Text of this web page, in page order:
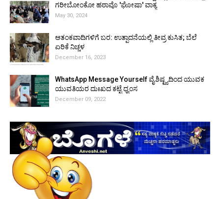
ಗರೀಬೋಂಕೋ ಹಠಾವೊ 'ಘೋಷಾ' ವಾಕ್ಯ
May 30, 2024
ಆತಂಕವಾದಿಗಳಿಗೆ ಬರ: ಉತ್ಪಾದನೆಯಲ್ಲಿ ತೀವ್ರ ಕುಸಿತ; ಬೆಲೆ
ಏರಿಕೆ ನಿಚ್ಚಳ
December 16, 2023
WhatsApp Message Yourself ವೈಶಿಷ್ಟ್ಯದಿಂದ ಯುವಕ
ಯುವತಿಯರ ದುಃಖದ ಕಟ್ಟೆ ಧ್ವಂಸ
December 09, 2022